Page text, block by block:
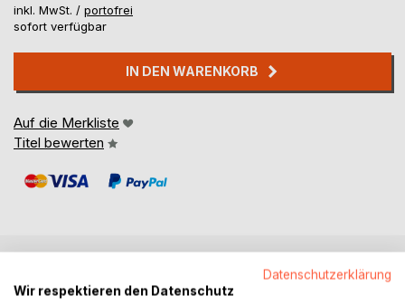
inkl. MwSt. / portofrei
sofort verfügbar
IN DEN WARENKORB
Auf die Merkliste
Titel bewerten
BESCHREIBUNG
Datenschutzerklärung
Wir respektieren den Datenschutz